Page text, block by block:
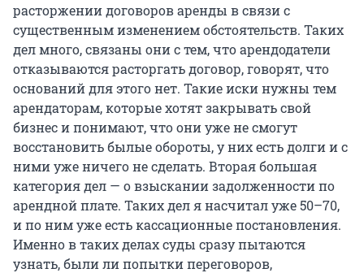
расторжении договоров аренды в связи с
существенным изменением обстоятельств. Таких
дел много, связаны они с тем, что арендодатели
отказываются расторгать договор, говорят, что
оснований для этого нет. Такие иски нужны тем
арендаторам, которые хотят закрывать свой
бизнес и понимают, что они уже не смогут
восстановить былые обороты, у них есть долги и с
ними уже ничего не сделать. Вторая большая
категория дел — о взыскании задолженности по
арендной плате. Таких дел я насчитал уже 50–70,
и по ним уже есть кассационные постановления.
Именно в таких делах суды сразу пытаются
узнать, были ли попытки переговоров,